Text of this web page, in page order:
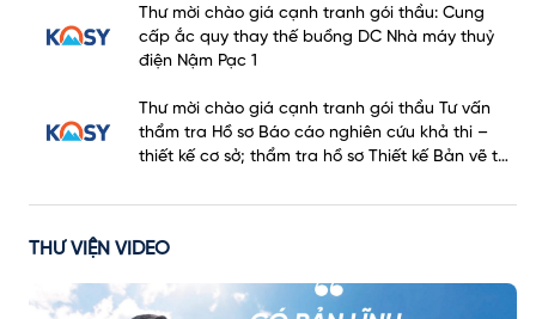
Thư mời chào giá cạnh tranh gói thầu: Cung
cấp ắc quy thay thế buồng DC Nhà máy thuỷ
điện Nậm Pạc 1
Thư mời chào giá cạnh tranh gói thầu Tư vấn
thẩm tra Hồ sơ Báo cáo nghiên cứu khả thi –
thiết kế cơ sở; thẩm tra hồ sơ Thiết kế Bản vẽ thi
Quyền, tỉnh Hà Tĩnh
THƯ VIỆN VIDEO